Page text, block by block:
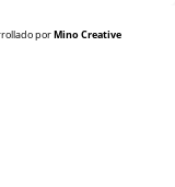
porMino Creative